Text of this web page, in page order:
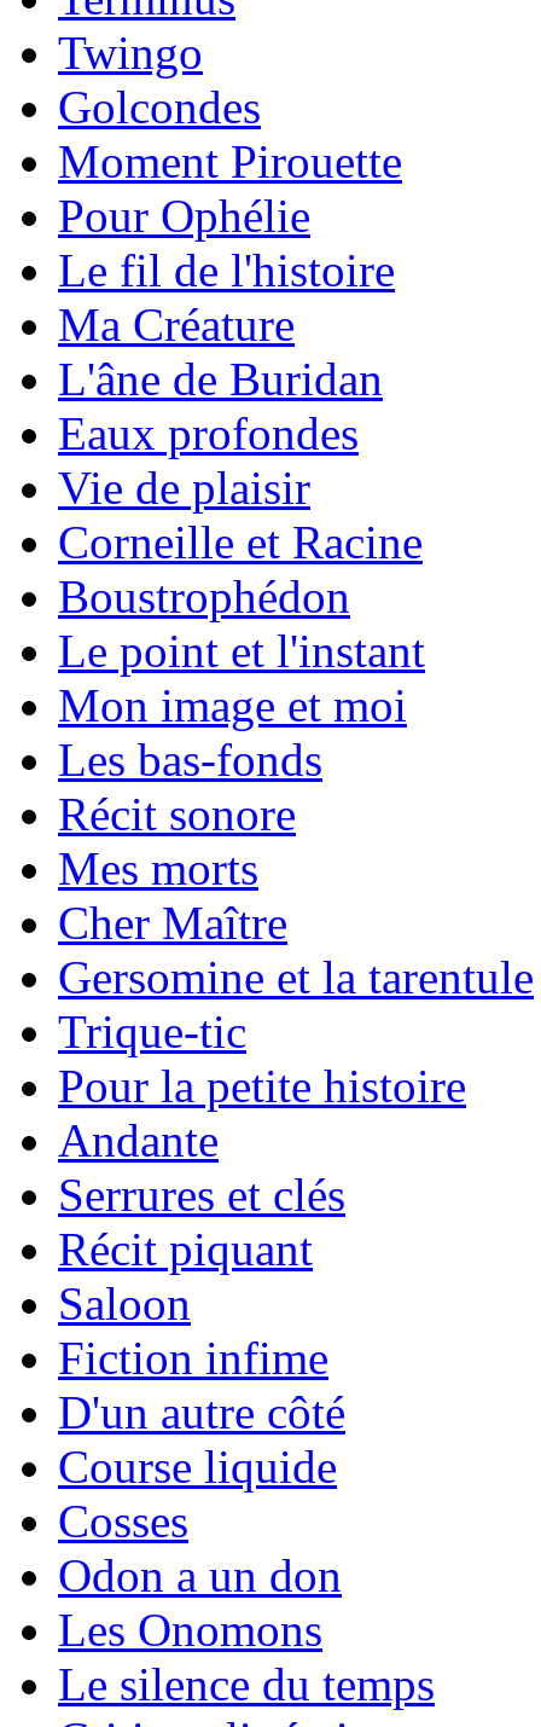
Twingo
Golcondes
Moment Pirouette
Pour Ophélie
Le fil de l'histoire
Ma Créature
L'âne de Buridan
Eaux profondes
Vie de plaisir
Corneille et Racine
Boustrophédon
Le point et l'instant
Mon image et moi
Les bas-fonds
Récit sonore
Mes morts
Cher Maître
Gersomine et la tarentule
Trique-tic
Pour la petite histoire
Andante
Serrures et clés
Récit piquant
Saloon
Fiction infime
D'un autre côté
Course liquide
Cosses
Odon a un don
Les Onomons
Le silence du temps